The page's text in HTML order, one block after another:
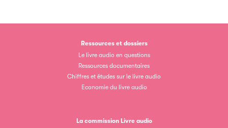
Ressources et dossiers
Le livre audio en questions
Ressources documentaires
Chiffres et études sur le livre audio
Economie du livre audio
La commission Livre audio